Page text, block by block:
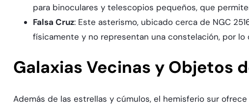
para binoculares y telescopios pequeños, que
Falsa Cruz: Este asterismo, ubicado cerca de NGC
físicamente y no representan una constelación, por
Galaxias Vecinas y Objetos
Además de las estrellas y cúmulos, el hemisferio sur